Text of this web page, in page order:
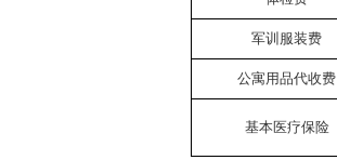
军训服装费
公寓用品代收费
基本医疗保险